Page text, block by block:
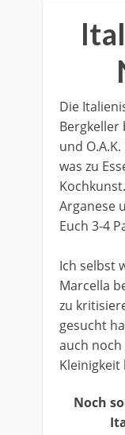
Die
und
was zu
Arganese
Euch 3-4
Ich selbst
Marcella
zu
gesucht
auch
Noch